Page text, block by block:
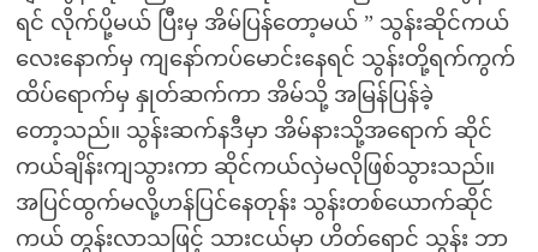
ရင် လိုက်ပို့မယ် ပြီးမှ အိမ်ပြန်တော့မယ် ” သွန်းဆိုင်ကယ်
လေးနောက်မှ ကျနော်ကပ်မောင်းနေရင် သွန်းတို့ရက်ကွက်
ထိပ်ရောက်မှ နှုတ်ဆက်ကာ အိမ်သို့ အမြန်ပြန်ခဲ့
တော့သည်။ သွန်းဆက်နဒီမှာ အိမ်နားသို့အရောက် ဆိုင်
ကယ်ချိန်းကျသွားကာ ဆိုင်ကယ်လှဲမလိုဖြစ်သွားသည်။
အပြင်ထွက်မလို့ဟန်ပြင်နေတုန်း သွန်းတစ်ယောက်ဆိုင်
ကယ် တွန်းလာသဖြင့် သားငယ်မှာ ဟိတ်ရောင် သွန်း ဘာ